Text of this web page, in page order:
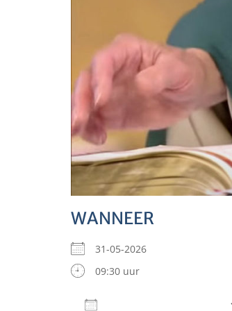
WANNEER
31-05-2026
09:30 uur